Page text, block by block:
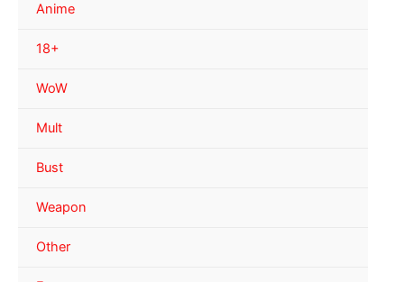
Anime
18+
WoW
Mult
Bust
Weapon
Other